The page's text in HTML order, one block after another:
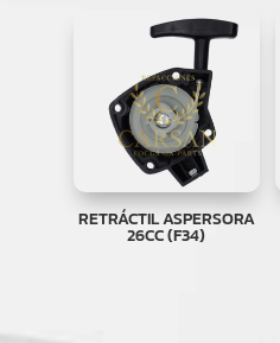
RETRÁCTIL ASPERSORA
26CC (F34)